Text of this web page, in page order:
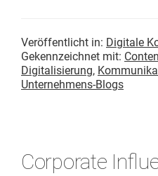
Veröffentlicht in: Digitale
Gekennzeichnet mit:
Digitalisierung,
Unternehmens-Blogs
Corporate